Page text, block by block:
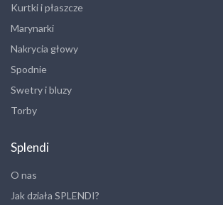
Kurtki i płaszcze
Marynarki
Nakrycia głowy
Spodnie
Swetry i bluzy
Torby
Splendi
O nas
Jak działa SPLENDI?